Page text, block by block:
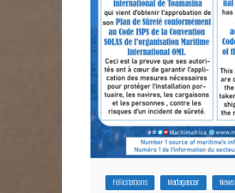
Félicitations Madagascar News